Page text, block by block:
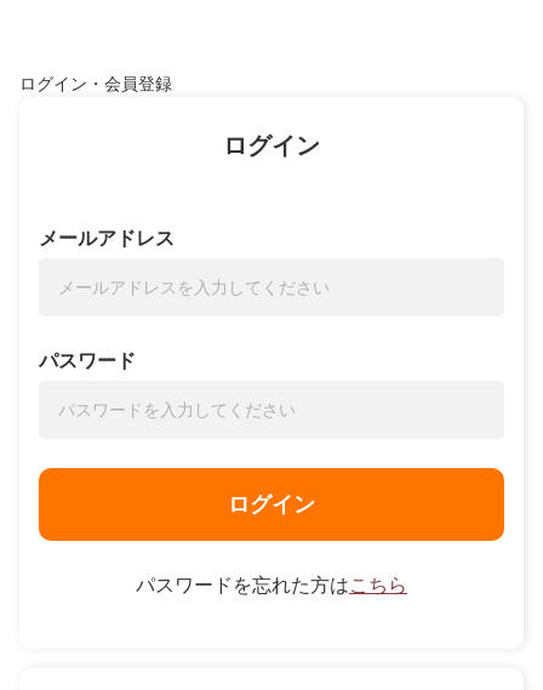
ログイン・会員登録
ログイン
メールアドレス
パスワード
ログイン
パスワードを忘れた方はこちら